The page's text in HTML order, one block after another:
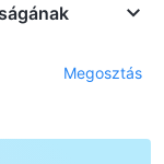
Megosztás